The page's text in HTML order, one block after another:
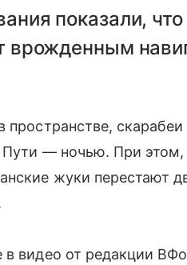
показали,
врожденным
пространстве,
Пути — ночью. При
жуки перестают
видео от редакции